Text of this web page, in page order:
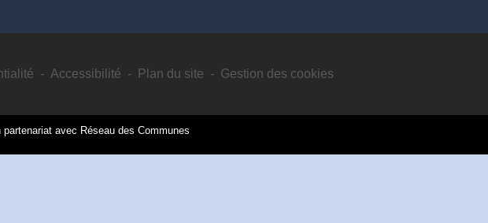
- Accessibilité - Plan du site - Gestion des cookies
partenariat avec Réseau des Communes